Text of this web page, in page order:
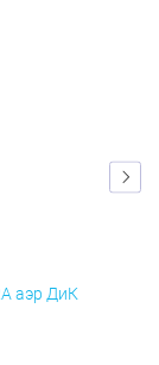
аэр ДиК